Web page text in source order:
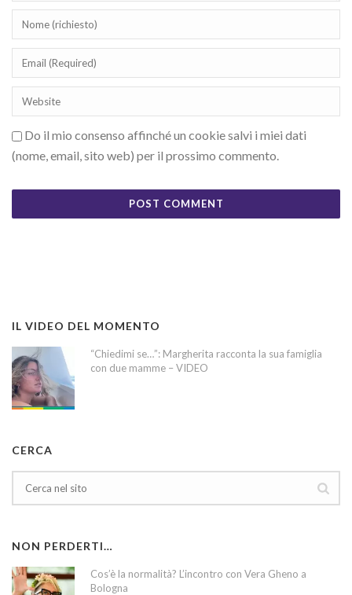
Do il mio consenso affinché un cookie salvi i miei dati
(nome, email, sito web) per il prossimo commento.
IL VIDEO DEL MOMENTO
“Chiedimi se…”: Margherita racconta la sua famiglia
con due mamme – VIDEO
CERCA
NON PERDERTI…
Cos’è la normalità? L’incontro con Vera Gheno a
Bologna